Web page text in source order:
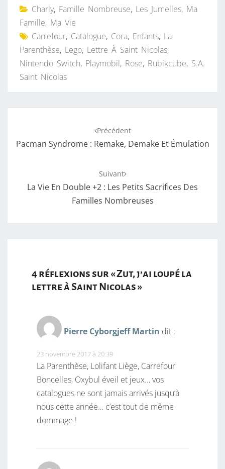
Charly, Famille Nombreuse, Les Jumelles, Ma
Famille, Ma Vie
Carrefour, Catalogue, Cora, Enfants, La
Parenthèse, Lego, Lettre À Saint Nicolas,
Nintendo Switch, Playmobil, Rose, Rubikcube, S.A.
Saint Nicolas
Précédent
Pacman Syndrome : Remake, Demake Et Émulation
Suivant
La Vie En Double +2 : Les Petits Sacrifices Des
Familles Nombreuses
4 réflexions sur «Zut, j’ai loupé la
lettre à Saint Nicolas»
Pierre Cyborgjeff Martin dit :
23 novembre 2017 à 20:39
La Parenthèse, Lolifant Liège, Carrefour
Boncelles, Oxybul éveil et jeux… vos
catalogues ne sont jamais arrivés jusqu’à
nous cette année… c’est tout de même
dommage !